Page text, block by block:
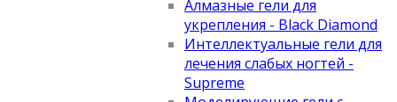
Алмазные гели для
укрепления - Black Diamond
Интеллектуальные гели для
лечения слабых ногтей -
Supreme